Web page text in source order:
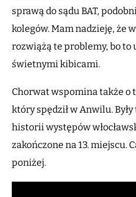
sprawą do sądu BAT,
kolegów. Mam nadzieję, że
rozwiążą te problemy, bo to
świetnymi kibicami.
Chorwat wspomina także o
który spędził w Anwilu.
historii występów
zakończone na 13. miejscu.
poniżej.